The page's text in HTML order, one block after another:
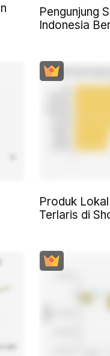
Pengunjung
Indonesia
Produk
Terlaris di